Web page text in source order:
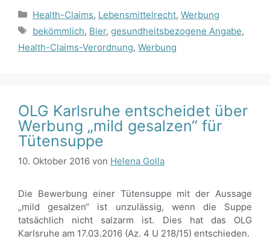
Kategorien
Health-Claims, Lebensmittelrecht, Werbung
Schlagwörter
bekömmlich, Bier, gesundheitsbezogene Angabe,
Health-Claims-Verordnung, Werbung
OLG Karlsruhe entscheidet über
Werbung „mild gesalzen“ für
Tütensuppe
10. Oktober 2016 von Helena Golla
Die Bewerbung einer Tütensuppe mit der Aussage
„mild gesalzen“ ist unzulässig, wenn die Suppe
tatsächlich nicht salzarm ist. Dies hat das OLG
Karlsruhe am 17.03.2016 (Az. 4 U 218/15) entschieden.